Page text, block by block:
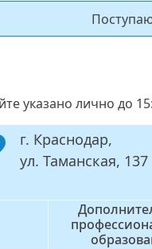
указано лично до
г. Краснодар,
ул. Таманская, 137